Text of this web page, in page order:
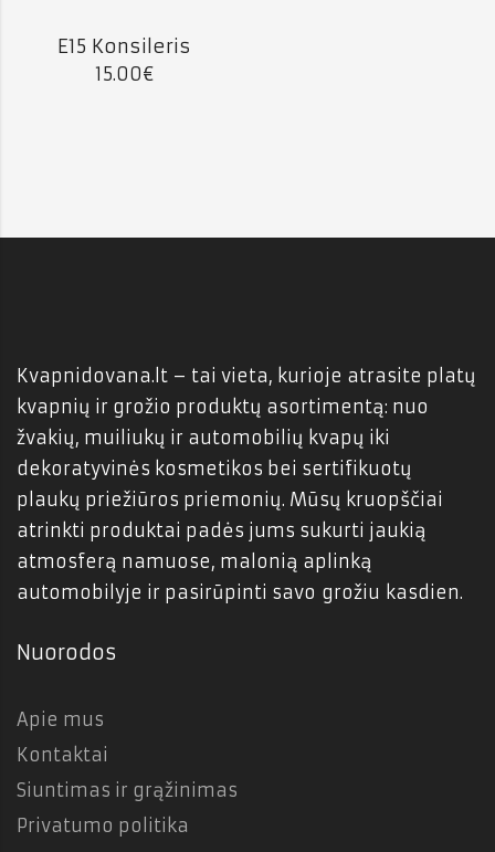
IŠPARDUOTA
E15 Konsileris
15.00€
Kvapnidovana.lt – tai vieta, kurioje atrasite platų
kvapnių ir grožio produktų asortimentą: nuo
žvakių, muiliukų ir automobilių kvapų iki
dekoratyvinės kosmetikos bei sertifikuotų
plaukų priežiūros priemonių. Mūsų kruopščiai
atrinkti produktai padės jums sukurti jaukią
atmosferą namuose, malonią aplinką
automobilyje ir pasirūpinti savo grožiu kasdien.
Nuorodos
Apie mus
Kontaktai
Siuntimas ir grąžinimas
Privatumo politika